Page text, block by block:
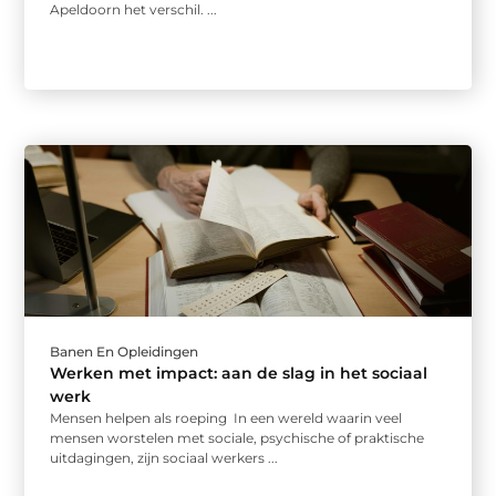
Apeldoorn het verschil. ...
Banen En Opleidingen
Werken met impact: aan de slag in het sociaal
werk
Mensen helpen als roeping In een wereld waarin veel
mensen worstelen met sociale, psychische of praktische
uitdagingen, zijn sociaal werkers ...